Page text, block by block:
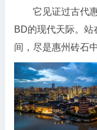
它见证过古代
BD的现代天际。站
间，尽是惠州砖石